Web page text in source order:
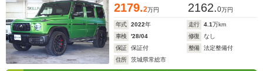
2179.2万円 2162.0万円
年式 2022年 走行 4.1万km
車検
'28/04 修復
なし
保証
保証付 整備
法定整備付
住所
茨城県常総市